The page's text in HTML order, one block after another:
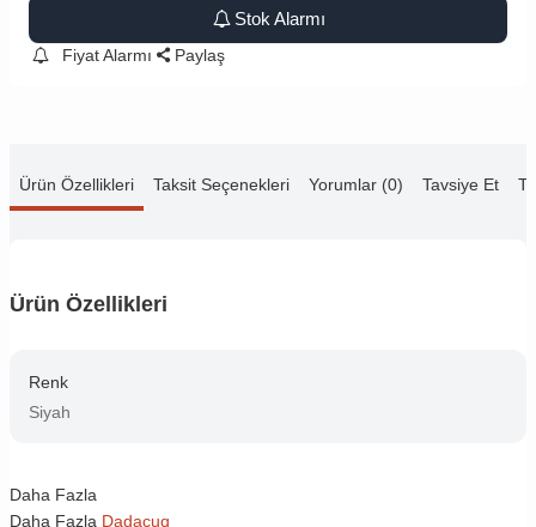
Stok Alarmı
Fiyat Alarmı Paylaş
Ürün Özellikleri Taksit Seçenekleri Yorumlar (0) Tavsiye Et
Ürün Özellikleri
Renk
Siyah
Daha Fazla
Daha Fazla Dadacuq